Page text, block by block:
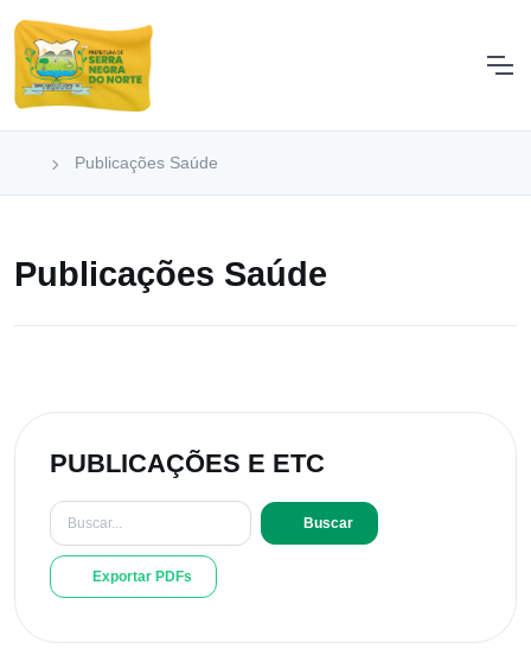
Publicações Saúde
Publicações Saúde
PUBLICAÇÕES E ETC
Buscar
Exportar PDFs